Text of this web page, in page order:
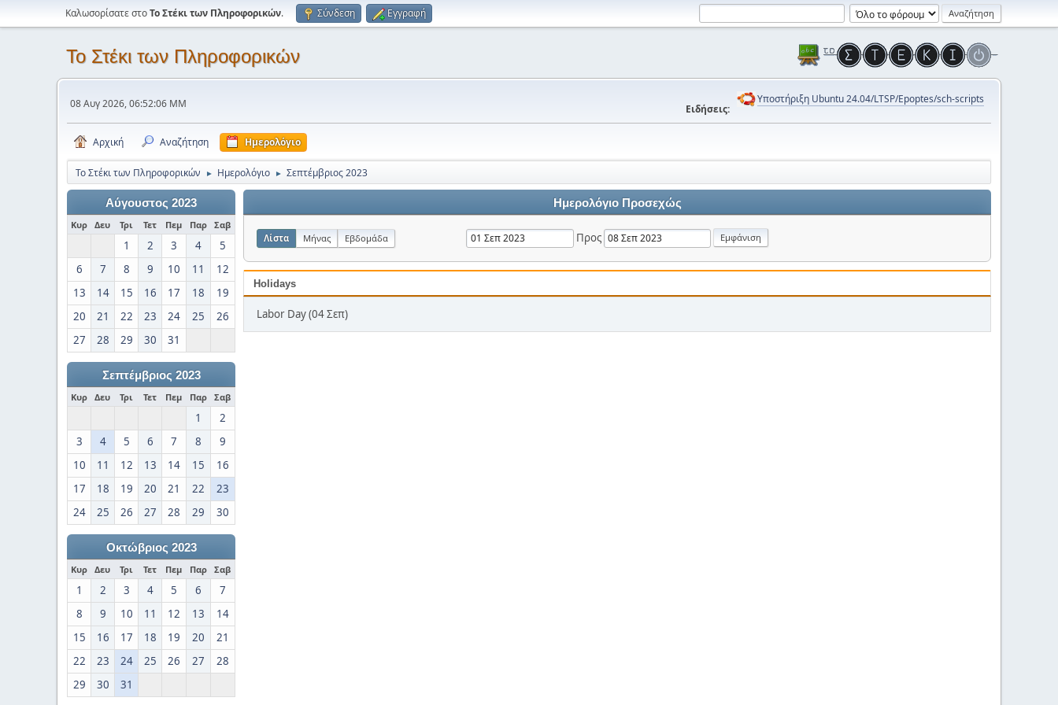
Καλωσορίσατε στοΤο Στέκι των Πληροφορικών. Σύνδεση Εγγραφή
Το Στέκι των Πληροφορικών
08 Αυγ 2026, 06:52:06 ΜΜ Ειδήσεις:
Υποστήριξη Ubuntu 24.04/LTSP/Epoptes/sch-scripts
Αρχική Αναζήτηση Ημερολόγιο
Το Στέκι των Πληροφορικών ► Ημερολόγιο ► Σεπτέμβριος 2023
Αύγουστος 2023
Κυρ Δευ Τρι Τετ Πεμ Παρ Σαβ
1 2 3 4
5
6
7 8 9 10 11
12
13
14 15 16 17 18
19
20
21 22 23 24 25
26
27
28 29 30 31
Σεπτέμβριος 2023
Κυρ Δευ Τρι Τετ Πεμ Παρ Σαβ
1
2
3
4 5 6 7 8
9
10
11 12 13 14 15
16
17
18 19 20 21 22
23
24
25 26 27 28 29 30
Οκτώβριος 2023
Κυρ Δευ Τρι Τετ Πεμ Παρ Σαβ
1 2 3 4 5 6
7
8
9 10 11 12 13
14
15
16 17 18 19 20
21
22
23 24 25 26 27
28
29
30 31
Ημερολόγιο Προσεχώς
Λίστα Μήνας Εβδομάδα Προς
Holidays
Labor Day (04 Σεπ)